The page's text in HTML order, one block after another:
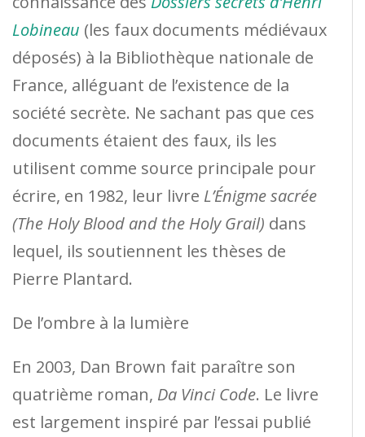
Lobineau (les faux documents médiévaux
déposés) à la Bibliothèque nationale de
France, alléguant de l’existence de la
société secrète. Ne sachant pas que ces
documents étaient des faux, ils les
utilisent comme source principale pour
écrire, en 1982, leur livre L’Énigme sacrée
(The Holy Blood and the Holy Grail) dans
lequel, ils soutiennent les thèses de
Pierre Plantard.
De l’ombre à la lumière
En 2003, Dan Brown fait paraître son
quatrième roman, Da Vinci Code. Le livre
est largement inspiré par l’essai publié